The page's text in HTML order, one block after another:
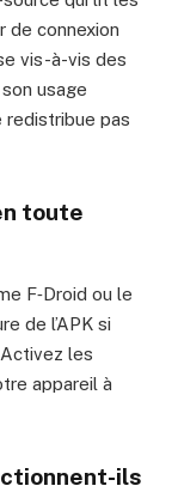
de connexion
vis-à-vis des
usage
redistribue pas
toute
F‑Droid ou le
de l’APK si
les
appareil à
ils